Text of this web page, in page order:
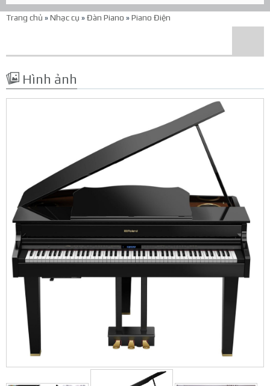
Trang chủ »Nhạc cụ »Đàn Piano »Piano Điện
Hình ảnh